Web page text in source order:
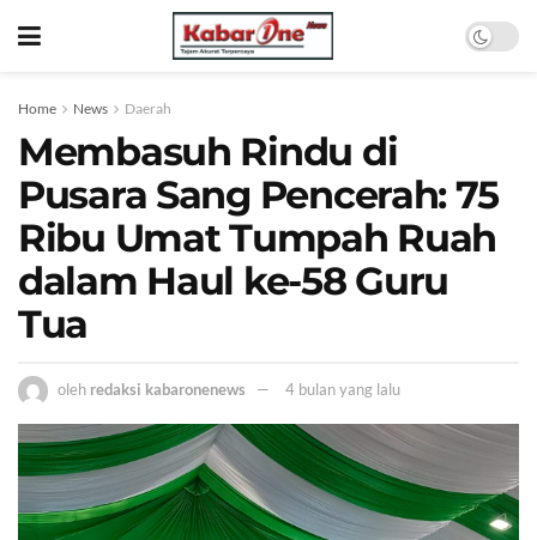
Home News Daerah
Membasuh Rindu di
Pusara Sang Pencerah: 75
Ribu Umat Tumpah Ruah
dalam Haul ke-58 Guru
Tua
oleh redaksi kabaronenews 4 bulan yang lalu